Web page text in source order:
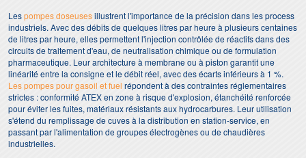
Lespompes doseusesillustrent l'importance de la précision dans les process
industriels. Avec des débits de quelques litres par heure à plusieurs centaines
de litres par heure, elles permettent l'injection contrôlée de réactifs dans des
circuits de traitement d'eau, de neutralisation chimique ou de formulation
pharmaceutique. Leur architecture à membrane ou à piston garantit une
linéarité entre la consigne et le débit réel, avec des écarts inférieurs à 1 %.
Les pompes pour gasoil et fuel répondent à des contraintes réglementaires
strictes : conformité ATEX en zone à risque d'explosion, étanchéité renforcée
pour éviter les fuites, matériaux résistants aux hydrocarbures. Leur utilisation
s'étend du remplissage de cuves à la distribution en station-service, en
passant par l'alimentation de groupes électrogènes ou de chaudières
industrielles.